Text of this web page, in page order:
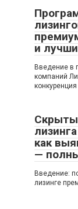
и
Введение в
компаний
как
—
Введение:
лизинге